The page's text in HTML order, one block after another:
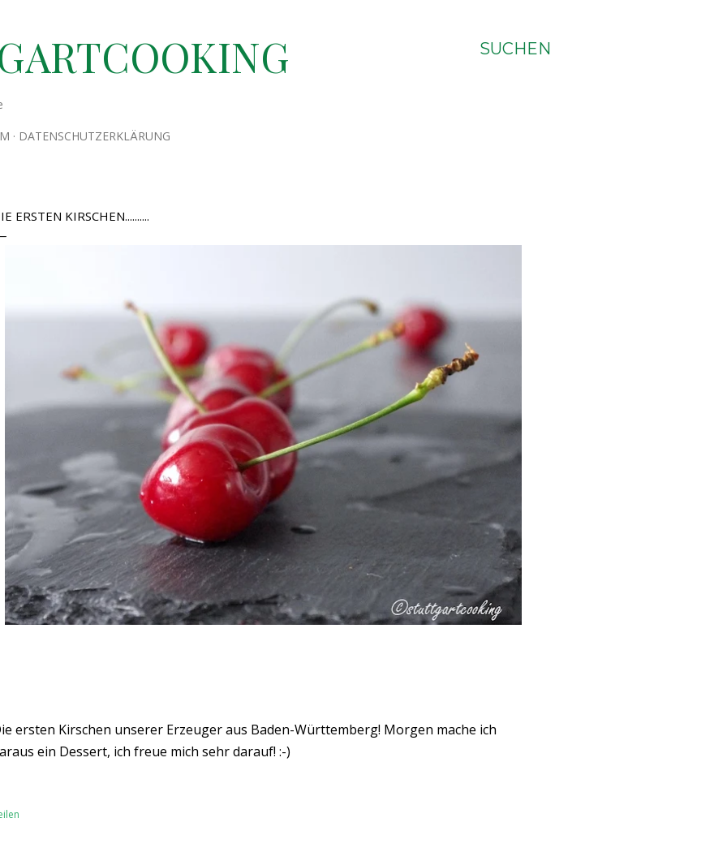
SUCHEN
DATENSCHUTZERKLÄRUNG
ERSTEN KIRSCHEN..........
ersten Kirschen unserer Erzeuger aus Baden-Württemberg! Morgen mache ich
ein Dessert, ich freue mich sehr darauf! :-)